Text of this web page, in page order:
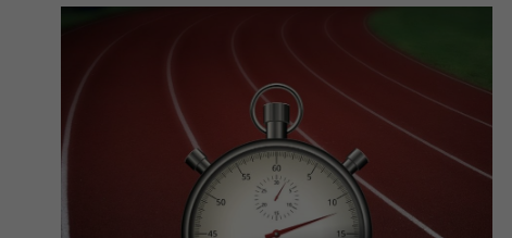
prawną dla pomiarów
Przetwarzanie Twoich danych w
zgody.